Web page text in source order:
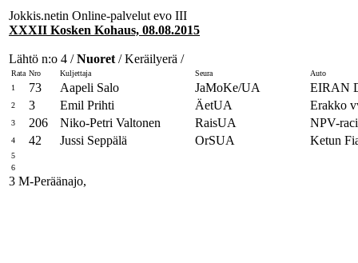
Jokkis.netin Online-palvelut evo III
XXXII Kosken Kohaus, 08.08.2015
Lähtö n:o 4 /Nuoret / Keräilyerä /
Rata Nro Kuljettaja Seura
Auto
1
73 Aapeli Salo JaMoKe/UA EIRAN
2 3 Emil Prihti ÄetUA Erakko
3 206 Niko-Petri Valtonen RaisUA NPV-
4 42 Jussi Seppälä OrSUA Ketun
5
6
3 M-Peräänajo,